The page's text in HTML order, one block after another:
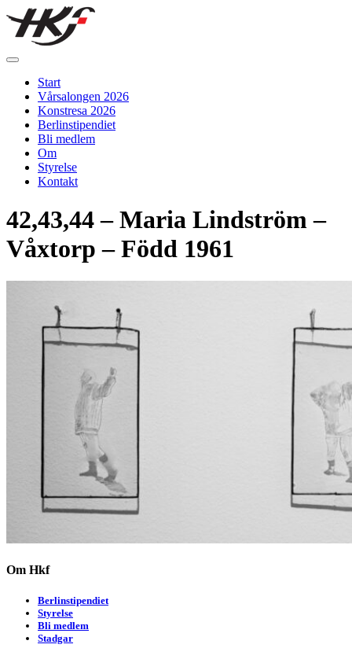
Skip
to
content
Start
Vårsalongen 2026
Konstresa 2026
Berlinstipendiet
Bli medlem
Om
Styrelse
Kontakt
42,43,44 – Maria Lindström –
Våxtorp – Född 1961
Om Hkf
Berlinstipendiet
Styrelse
Bli medlem
Stadgar